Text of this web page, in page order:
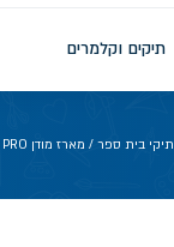
תיקים וקלמרים
תיקי בית ספר / מארז מודן PRO